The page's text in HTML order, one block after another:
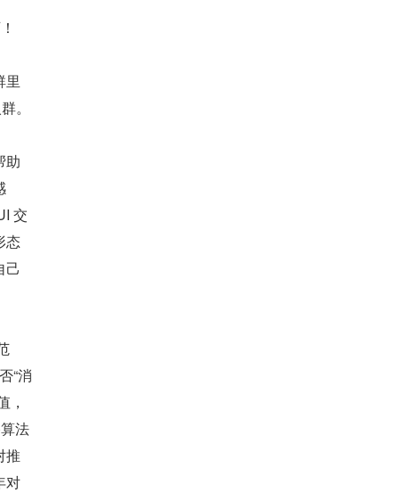
里
。
助
交
态
己
“消
，
法
推
对